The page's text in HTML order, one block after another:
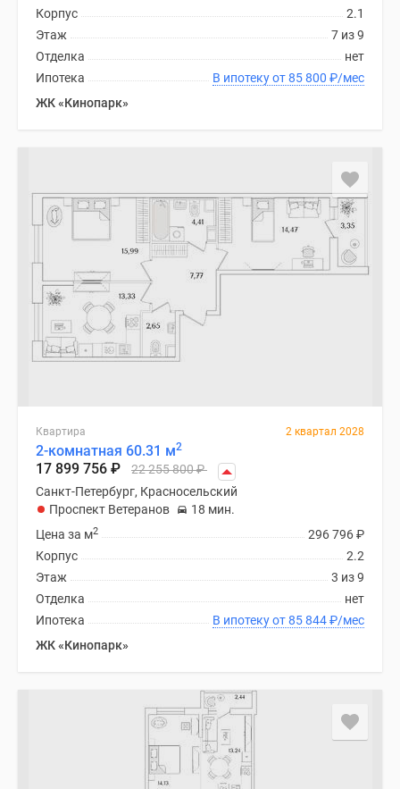
2.1
Корпус
7 из 9
Этаж
нет
Отделка
В ипотеку от 85 800 ₽/мес
Ипотека
ЖК «Кинопарк»
Квартира 2 квартал 2028
2-комнатная 60.31 м2
17 899 756 ₽ 22 255 800₽
Санкт-Петербург, Красносельский
Проспект Ветеранов
18 мин.
296 796₽
Цена за м2
2.2
Корпус
3 из 9
Этаж
нет
Отделка
В ипотеку от 85 844₽/мес
Ипотека
ЖК «Кинопарк»